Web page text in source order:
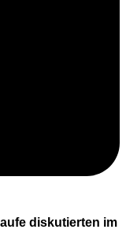
diskutierten im